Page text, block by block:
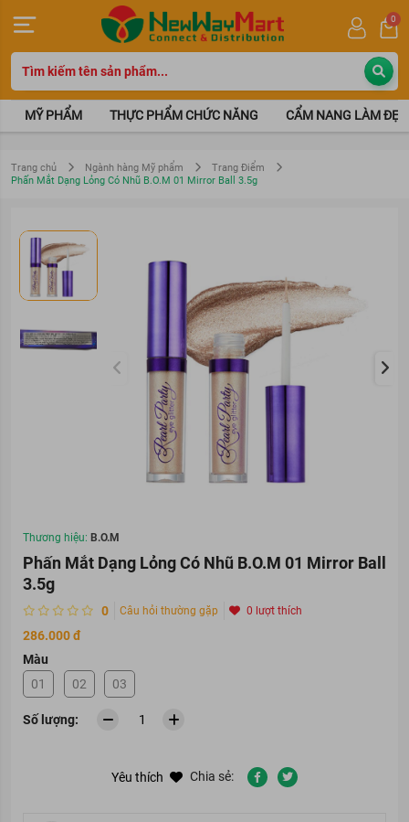
0
MỸ PHẨM THỰC PHẨM CHỨC NĂNG CẨM NANG LÀM ĐẸP
Trang chủ Ngành hàng Mỹ phẩm
Trang Điểm
Phấn Mắt Dạng Lỏng Có Nhũ B.O.M 01 Mirror Ball 3.5g
Thương hiệu: B.O.M
Phấn Mắt Dạng Lỏng Có Nhũ B.O.M 01 Mirror Ball
3.5g
0 Câu hỏi thường gặp 0 lượt thích
286.000 đ
Màu
01
02 03
Số lượng:
Yêu thích Chia sẻ: